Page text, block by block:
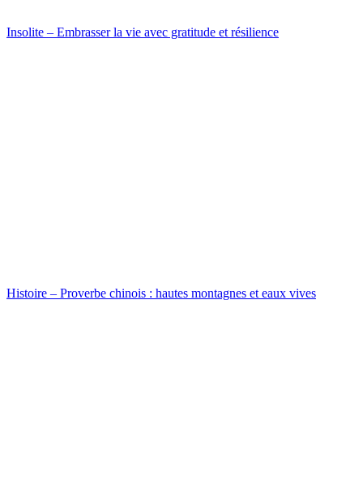
Insolite – Embrasser la vie avec gratitude et résilience
Histoire – Proverbe chinois : hautes montagnes et eaux vives